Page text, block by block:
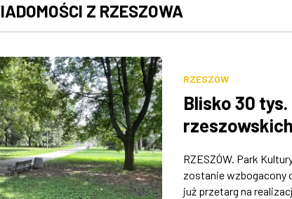
Z RZESZOWA
RZESZÓW
Blisko 30
RZESZÓW. Park
zostanie wzbogacony
już przetarg na